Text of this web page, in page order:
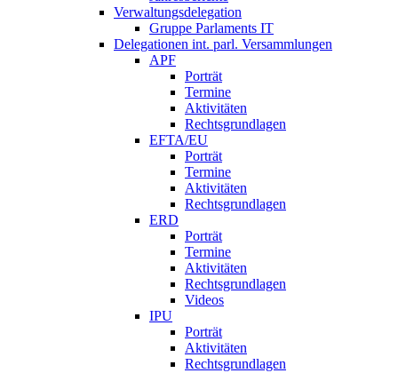
Verwaltungsdelegation
Gruppe Parlaments IT
Delegationen int. parl. Versammlungen
APF
Porträt
Termine
Aktivitäten
Rechtsgrundlagen
EFTA/EU
Porträt
Termine
Aktivitäten
Rechtsgrundlagen
ERD
Porträt
Termine
Aktivitäten
Rechtsgrundlagen
Videos
IPU
Porträt
Aktivitäten
Rechtsgrundlagen